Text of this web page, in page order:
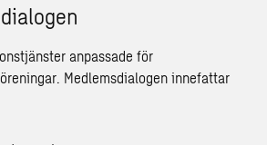
anpassade för
Medlemsdialogen innefattar